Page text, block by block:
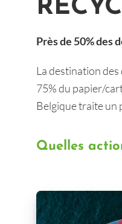
Près de 50% des
La destination
75% du papier/
Belgique traite un
Quelles